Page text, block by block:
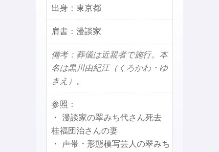
出身： 東京都
肩書： 漫談家
備考：葬儀は近親者で施行。本
名は黒川由紀江（くろかわ・ゆ
きえ）。
参照：
・ 漫談家の翠みち代さん死去
桂福団治さんの妻
・ 声帯・形態模写芸人の翠みち